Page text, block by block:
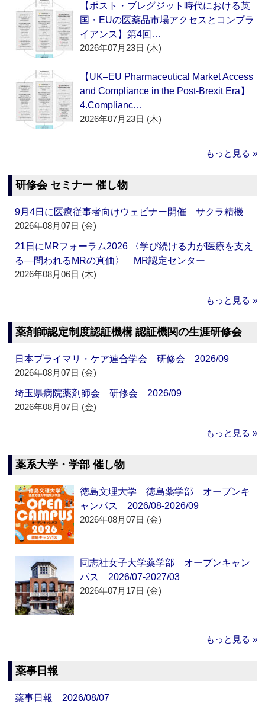
【ポスト・ブレグジット時代における英
国・EUの医薬品市場アクセスとコンプラ
イアンス】第4回…
2026年07月23日 (木)
【UK–EU Pharmaceutical Market Access
and Compliance in the Post-Brexit Era】
4.Complianc…
2026年07月23日 (木)
もっと見る »
研修会 セミナー 催し物
9月4日に医療従事者向けウェビナー開催 サクラ精機
2026年08月07日 (金)
21日にMRフォーラム2026 〈学び続ける力が医療を支え
る―問われるMRの真価〉 MR認定センター
2026年08月06日 (木)
もっと見る »
薬剤師認定制度認証機構 認証機関の生涯研修会
日本プライマリ・ケア連合学会 研修会 2026/09
2026年08月07日 (金)
埼玉県病院薬剤師会 研修会 2026/09
2026年08月07日 (金)
もっと見る »
薬系大学・学部 催し物
徳島文理大学 徳島薬学部 オープンキ
ャンパス 2026/08-2026/09
2026年08月07日 (金)
同志社女子大学薬学部 オープンキャン
パス 2026/07-2027/03
2026年07月17日 (金)
もっと見る »
薬事日報
薬事日報 2026/08/07